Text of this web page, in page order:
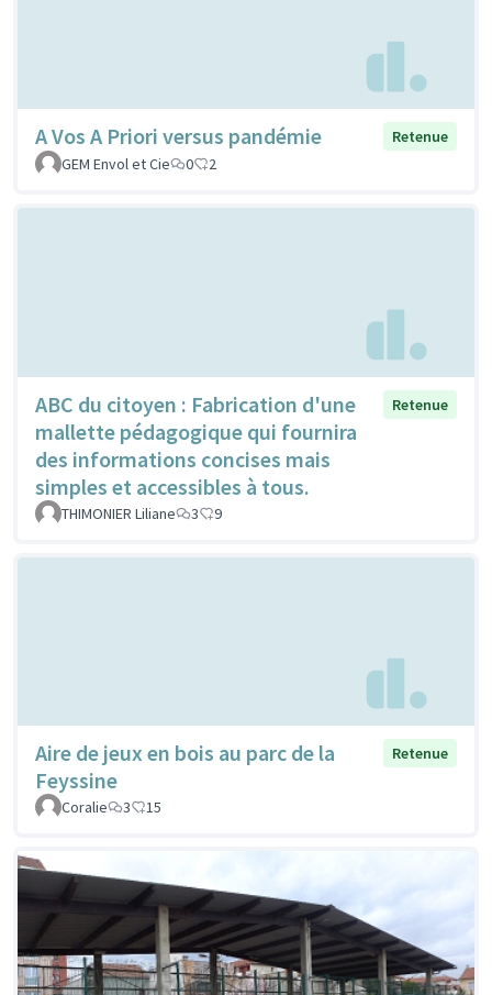
A Vos A Priori versus pandémie
Retenue
GEM Envol et Cie
0 2
ABC du citoyen : Fabrication d'une
mallette pédagogique qui fournira
des informations concises mais
simples et accessibles à tous.
Retenue
THIMONIER Liliane 3 9
Aire de jeux en bois au parc de la
Feyssine
Retenue
Coralie 3 15